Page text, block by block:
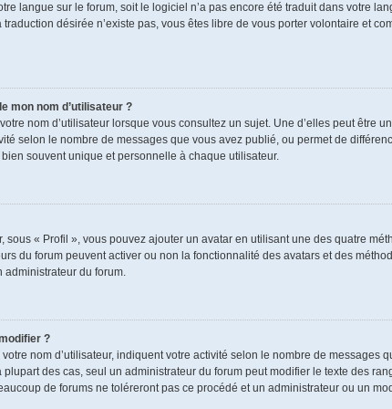
langue sur le forum, soit le logiciel n’a pas encore été traduit dans votre
désirée n’existe pas, vous êtes libre de vous porter volontaire et
mon nom d’utilisateur ?
nom d’utilisateur lorsque vous consultez un sujet. Une d’elles peut
selon le nombre de messages que vous avez publié, ou permet de
souvent unique et personnelle à chaque utilisateur.
sous « Profil », vous pouvez ajouter un avatar en utilisant une des quatre
du forum peuvent activer ou non la fonctionnalité des avatars et des
administrateur du forum.
?
nom d’utilisateur, indiquent votre activité selon le nombre de
des cas, seul un administrateur du forum peut modifier le texte des
de forums ne toléreront pas ce procédé et un administrateur ou un